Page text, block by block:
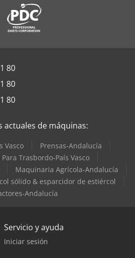
80
80
80
actuales de máquinas:
Vasco
Prensas-Andalucía
Trasbordo-País Vasco
Maquinaria Agrícola-Andalucía
sólido & esparcidor de estiércol
Andalucía
Servicio y ayuda
Iniciar sesión